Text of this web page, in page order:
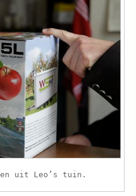
uit Leo’s tuin.